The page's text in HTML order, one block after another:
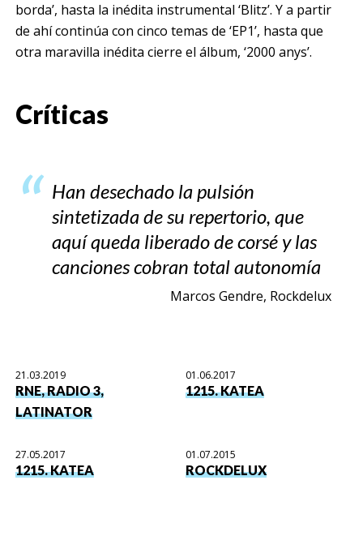
borda’, hasta la inédita instrumental ‘Blitz’. Y a partir
de ahí continúa con cinco temas de ‘EP1’, hasta que
otra maravilla inédita cierre el álbum, ‘2000 anys’.
Críticas
Han desechado la pulsión
sintetizada de su repertorio, que
aquí queda liberado de corsé y las
canciones cobran total autonomía
Marcos Gendre, Rockdelux
21.03.2019
RNE, RADIO 3,
LATINATOR
01.06.2017
1215. KATEA
27.05.2017
1215. KATEA
01.07.2015
ROCKDELUX